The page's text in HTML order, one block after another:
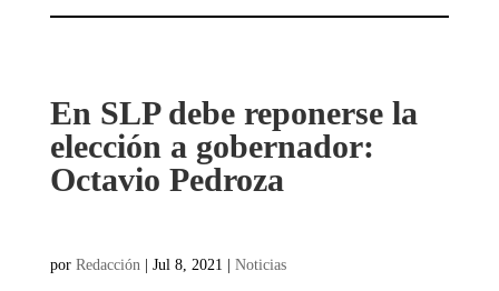
En SLP debe reponerse la
elección a gobernador:
Octavio Pedroza
por Redacción | Jul 8, 2021 | Noticias